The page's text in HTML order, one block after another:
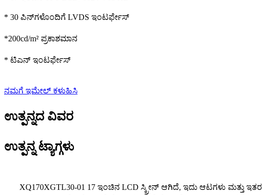
* 30 ಪಿನ್‌ಗಳೊಂದಿಗೆ LVDS ಇಂಟರ್ಫೇಸ್
*200cd/m² ಪ್ರಕಾಶಮಾನ
* ಟಿಎನ್ ಇಂಟರ್ಫೇಸ್
ನಮಗೆ ಇಮೇಲ್ ಕಳುಹಿಸಿ
ಉತ್ಪನ್ನದ ವಿವರ
ಉತ್ಪನ್ನ ಟ್ಯಾಗ್ಗಳು
XQ170XGTL30-01 17 ಇಂಚಿನ LCD ಸ್ಕ್ರೀನ್ ಆಗಿದೆ, ಇದು ಆಟಗಳು ಮತ್ತು